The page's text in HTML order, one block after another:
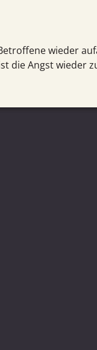
wieder
die Angst wieder